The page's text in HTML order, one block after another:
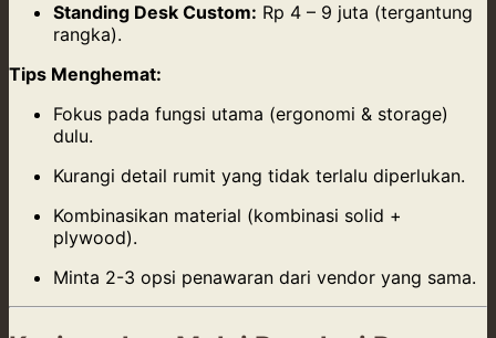
Standing Desk Custom: Rp 4 – 9 juta (tergantung
rangka).
Tips Menghemat:
Fokus pada fungsi utama (ergonomi & storage)
dulu.
Kurangi detail rumit yang tidak terlalu diperlukan.
Kombinasikan material (kombinasi solid +
plywood).
Minta 2-3 opsi penawaran dari vendor yang sama.